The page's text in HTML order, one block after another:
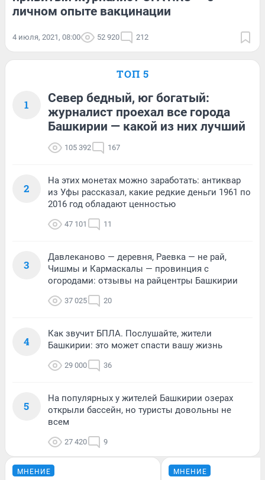
личном опыте вакцинации
4 июля, 2021, 08:00 52 920 212
ТОП 5
1
Север бедный, юг богатый:
журналист проехал все города
Башкирии — какой из них лучший
105 392 167
2
На этих монетах можно заработать: антиквар
из Уфы рассказал, какие редкие деньги 1961 по
2016 год обладают ценностью
47 101 11
3
Давлеканово — деревня, Раевка — не рай,
Чишмы и Кармаскалы — провинция с
огородами: отзывы на райцентры Башкирии
37 025 20
4
Как звучит БПЛА. Послушайте, жители
Башкирии: это может спасти вашу жизнь
29 000 36
5
На популярных у жителей Башкирии озерах
открыли бассейн, но туристы довольны не
всем
27 420 9
МНЕНИЕ МНЕНИЕ